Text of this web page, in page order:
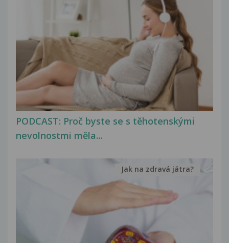
PODCAST: Proč byste se s těhotenskými
nevolnostmi měla...
Jak na zdravá játra?